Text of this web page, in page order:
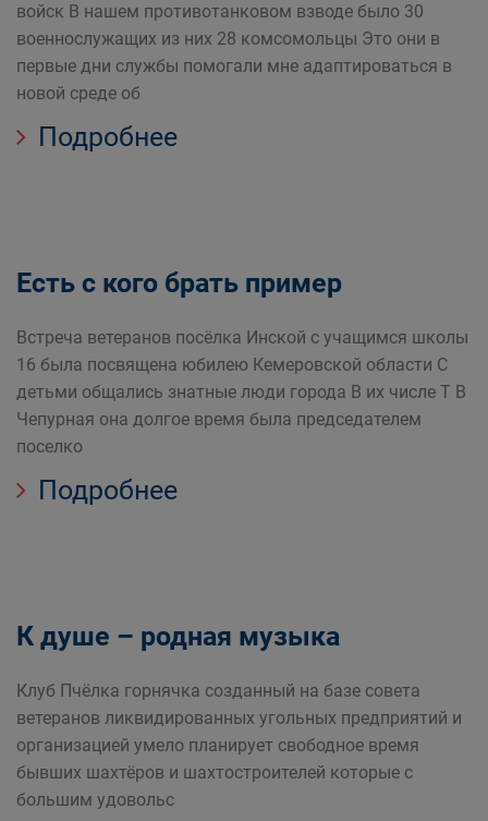
войск В нашем противотанковом взводе было 30
военнослужащих из них 28 комсомольцы Это они в
первые дни службы помогали мне адаптироваться в
новой среде об
Подробнее
Есть с кого брать пример
Встреча ветеранов посёлка Инской с учащимся школы
16 была посвящена юбилею Кемеровской области С
детьми общались знатные люди города В их числе Т В
Чепурная она долгое время была председателем
поселко
Подробнее
К душе – родная музыка
Клуб Пчёлка горнячка созданный на базе совета
ветеранов ликвидированных угольных предприятий и
организацией умело планирует свободное время
бывших шахтёров и шахтостроителей которые с
большим удовольс